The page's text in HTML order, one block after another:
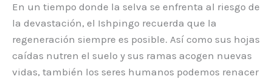
En un tiempo donde la selva se enfrenta al riesgo de
la devastación, el Ishpingo recuerda que la
regeneración siempre es posible. Así como sus hojas
caídas nutren el suelo y sus ramas acogen nuevas
vidas, también los seres humanos podemos renacer